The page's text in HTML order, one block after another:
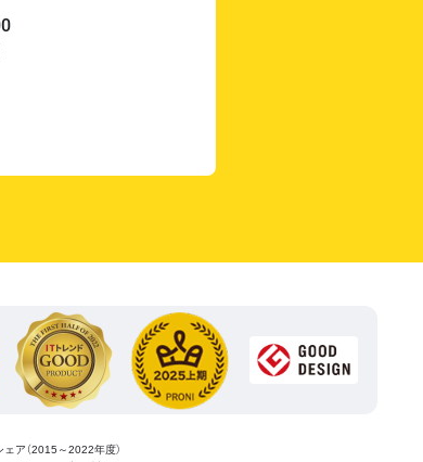
ア（2015～2022年度）